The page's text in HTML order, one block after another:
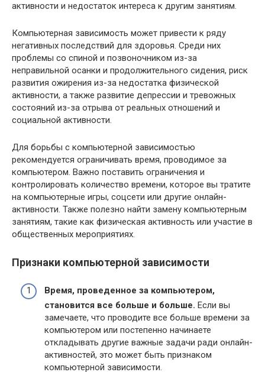
активности и недостаток интереса к другим занятиям.
Компьютерная зависимость может привести к ряду
негативных последствий для здоровья. Среди них
проблемы со спиной и позвоночником из-за
неправильной осанки и продолжительного сидения, риск
развития ожирения из-за недостатка физической
активности, а также развитие депрессии и тревожных
состояний из-за отрыва от реальных отношений и
социальной активности.
Для борьбы с компьютерной зависимостью
рекомендуется ограничивать время, проводимое за
компьютером. Важно поставить ограничения и
контролировать количество времени, которое вы тратите
на компьютерные игры, соцсети или другие онлайн-
активности. Также полезно найти замену компьютерным
занятиям, такие как физическая активность или участие в
общественных мероприятиях.
Признаки компьютерной зависимости
Время, проведенное за компьютером,
становится все больше и больше. Если вы
замечаете, что проводите все больше времени за
компьютером или постепенно начинаете
откладывать другие важные задачи ради онлайн-
активностей, это может быть признаком
компьютерной зависимости.